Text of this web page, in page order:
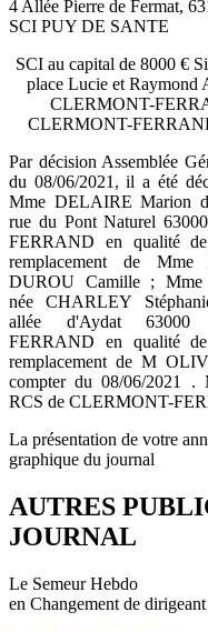
4 Allée Pierre de Fermat,
SCI PUY DE SANTE
SCI au capital de 8000 €
place Lucie et Raymond
CLERMONT-
CLERMONT-
Par décision Assemblée
du 08/06/2021, il a été
Mme DELAIRE Marion
rue du Pont Naturel
FERRAND en qualité
remplacement de
DUROU Camille ; Mme
née CHARLEY
allée d'Aydat 63000
FERRAND en qualité
remplacement de M
compter du 08/06/2021 .
RCS de CLERMONT-
La présentation de votre
graphique du journal
AUTRES
JOURNAL
Le Semeur Hebdo
en Changement de dirigeant